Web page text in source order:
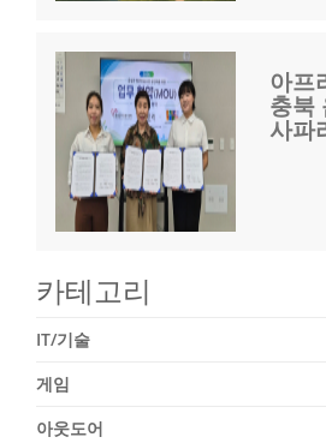
아프
충북
사파
카테고리
IT/기술
게임
아웃도어